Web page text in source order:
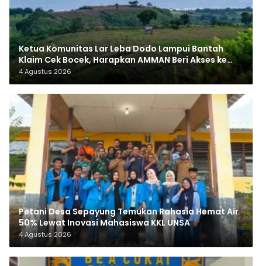
Ketua Komunitas Lar Leba Dodo Lampui Bantah
Klaim Cek Bocek, Harapkan AMMAN Beri Akses ke
Makam Leluhur
4 Agustus 2026
Petani Desa Sepayung Temukan Rahasia Hemat Air
50% Lewat Inovasi Mahasiswa KKL UNSA
4 Agustus 2026